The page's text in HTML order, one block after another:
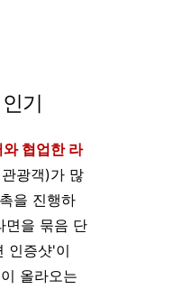
기
협업한 라
광객)가 많
을 진행하
면을 묶음 단
인증샷'이
올라오는